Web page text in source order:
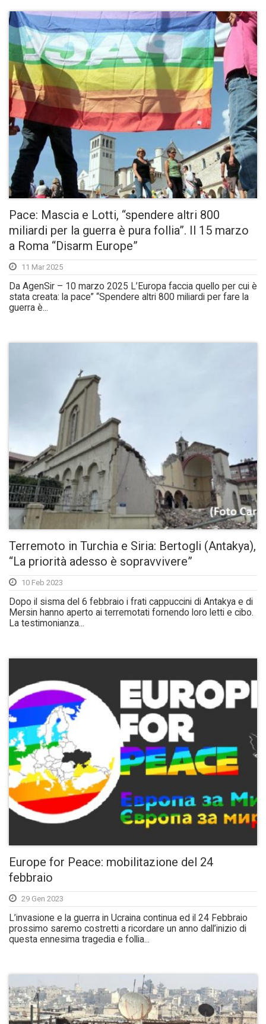
Pace: Mascia e Lotti, “spendere altri 800
miliardi per la guerra è pura follia”. Il 15 marzo
a Roma “Disarm Europe”
11 Mar 2025
Da AgenSir – 10 marzo 2025 L’Europa faccia quello per cui è
stata creata: la pace” “Spendere altri 800 miliardi per fare la
guerra è...
Terremoto in Turchia e Siria: Bertogli (Antakya),
“La priorità adesso è sopravvivere”
10 Feb 2023
Dopo il sisma del 6 febbraio i frati cappuccini di Antakya e di
Mersin hanno aperto ai terremotati fornendo loro letti e cibo.
La testimonianza...
Europe for Peace: mobilitazione del 24
febbraio
29 Gen 2023
L’invasione e la guerra in Ucraina continua ed il 24 Febbraio
prossimo saremo costretti a ricordare un anno dall’inizio di
questa ennesima tragedia e follia...